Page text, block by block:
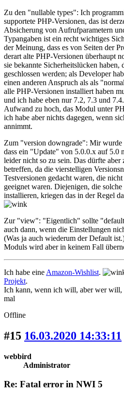
Zu den "nullable types": Ich
supportete PHP-Versionen, das ist
Absicherung von Aufrufparametern
Typangaben ist ein recht wichtiges
der Meinung, dass es von Seiten der
derart alte PHP-Versionen überhaupt
sie bekannte Sicherheitslücken haben,
geschlossen werden; als Developer
einen anderen Anspruch als als
alle PHP-Versionen installiert haben
und ich habe eben nur 7.2, 7.3 und
Aufwand zu hoch, das Modul unter
ich habe aber nichts dagegen, wenn
annimmt.
Zum "version downgrade": Mir wurde
dass ein "Update" von 5.0.0.x auf 5.0
leider nicht so zu sein. Das dürfte
betreffen, da die vierstelligen
Testversionen gedacht waren, die
geeignet waren. Diejenigen, die
installieren, kriegen das in der Regel
Zur "view": "Eigentlich" sollte
auch dann, wenn die Einstellungen
(Was ja auch wiederum der Default
Moduls wird aber in keinem Fall
Ich habe eine Amazon-Wishlist.
Projekt.
Ich kann, wenn ich will, aber wer will,
mal
Offline
#15 16.03.2020 14:33:11
webbird
Administrator
Re: Fatal error in NWI 5